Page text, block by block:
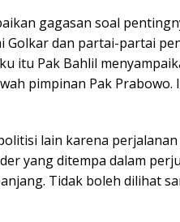
gagasan soal
Golkar dan partai-partai
itu Pak Bahlil
pimpinan Pak Prabowo.
lain karena
yang ditempa dalam
Tidak boleh dilihat